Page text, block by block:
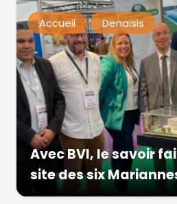
Accueil Denaisis
Avec BVI, le savoir
site des six